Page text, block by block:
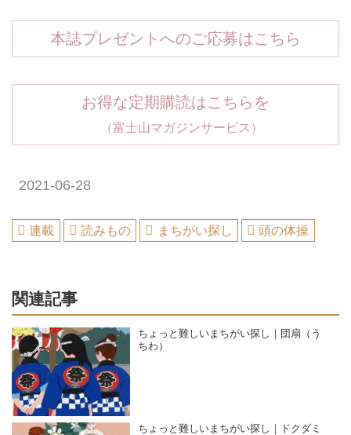
本誌プレゼントへのご応募はこちら
お得な定期購読はこちらを
（富士山マガジンサービス）
2021-06-28
連載 読みもの まちがい探し 頭の体操
関連記事
ちょっと難しいまちがい探し｜団扇（う
ちわ）
ちょっと難しいまちがい探し｜ドクダミ